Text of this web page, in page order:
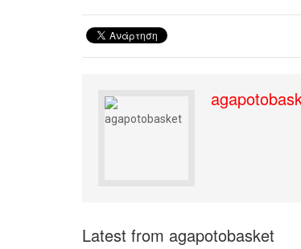
Latest from agapotobasket